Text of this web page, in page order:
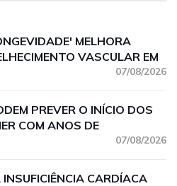
MELHORA
VASCULAR EM
07/08/2026
PREVER O INÍCIO DOS
COM ANOS DE
07/08/2026
CARDÍACA